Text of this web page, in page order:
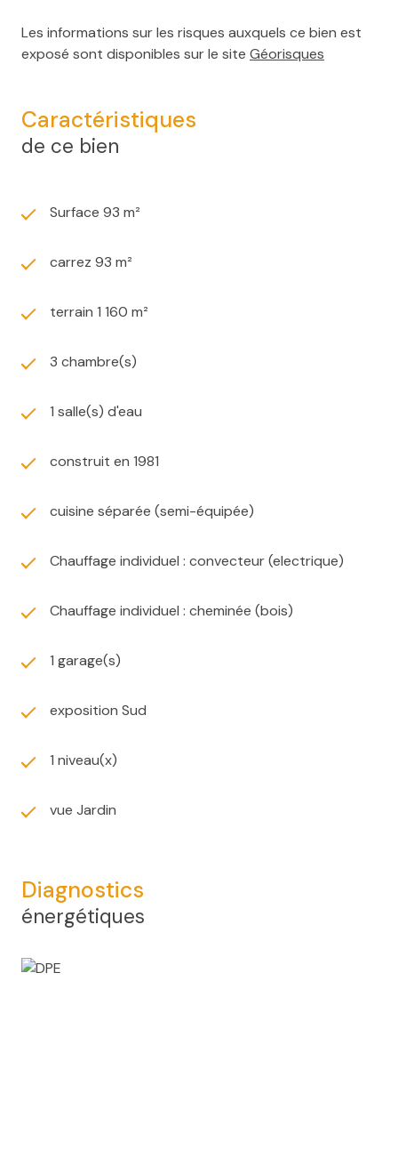
Les informations sur les risques auxquels ce bien est
exposé sont disponibles sur le site Géorisques
Caractéristiques
de ce bien
Surface 93 m²
carrez 93 m²
terrain 1 160 m²
3 chambre(s)
1 salle(s) d'eau
construit en 1981
cuisine séparée (semi-équipée)
Chauffage individuel : convecteur (electrique)
Chauffage individuel : cheminée (bois)
1 garage(s)
exposition Sud
1 niveau(x)
vue Jardin
Diagnostics
énergétiques